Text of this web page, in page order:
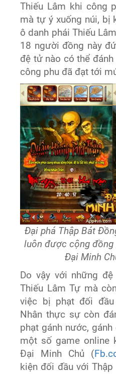
Thiếu Lâm khi công
mà tự ý xuống núi, bị
ô danh phái Thiếu
18 người đồng này
đệ tử nào có thể
công phu đã đạt tới
Đại phá Thập Bát
luôn được cộng
Đại Minh
Do vậy với những
Thiếu Lâm Tự mà
việc bị phạt đối
Nhân thực sự còn
phạt gánh nước,
một số game online
Đại Minh Chủ (
kiện đối đầu với